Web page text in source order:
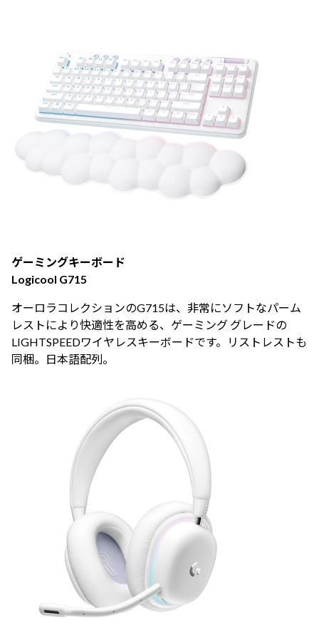
ゲーミングキーボード
Logicool G715
オーロラコレクションのG715は、非常にソフトなパーム
レストにより快適性を高める、ゲーミング グレードの
LIGHTSPEEDワイヤレスキーボードです。リストレストも
同梱。日本語配列。